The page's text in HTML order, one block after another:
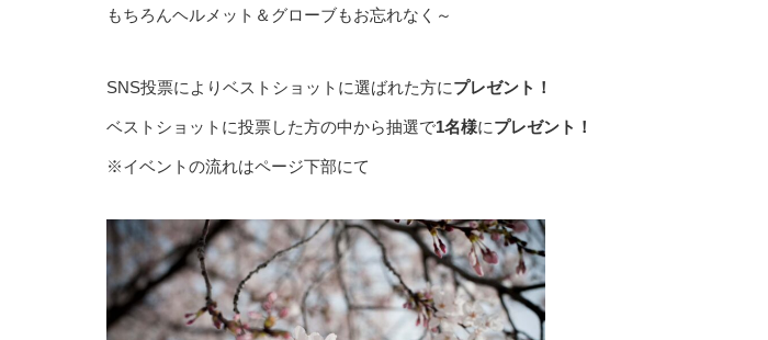
もちろんヘルメット＆グローブもお忘れなく～
SNS投票によりベストショットに選ばれた方にプレゼント！
ベストショットに投票した方の中から抽選で1名様にプレゼント！
※イベントの流れはページ下部にて